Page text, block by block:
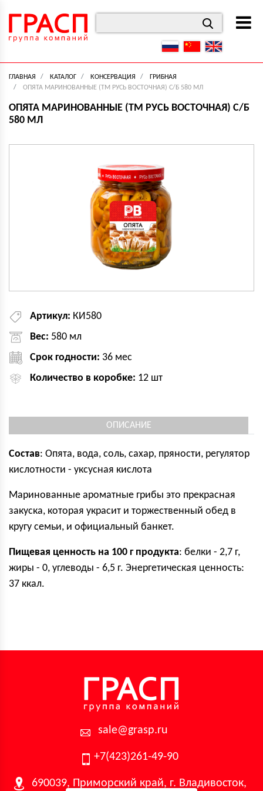
ГЛАВНАЯ КАТАЛОГ КОНСЕРВАЦИЯ
ГРИБНАЯ
ОПЯТА МАРИНОВАННЫЕ (ТМ РУСЬ ВОСТОЧНАЯ) С/Б 580 МЛ
ОПЯТА МАРИНОВАННЫЕ (ТМ РУСЬ ВОСТОЧНАЯ) С/Б
580 МЛ
Артикул: КИ580
Вес: 580 мл
Срок годности: 36 мес
Количество в коробке: 12 шт
ОПИСАНИЕ
Состав: Опята, вода, соль, сахар, пряности, регулятор
кислотности - уксусная кислота
Маринованные ароматные грибы это прекрасная
закуска, которая украсит и торжественный обед в
кругу семьи, и официальный банкет.
Пищевая ценность на 100 г продукта: белки - 2,7 г,
жиры - 0, углеводы - 6,5 г. Энергетическая ценность:
37 ккал.
sale@grasp.ru
+7(423)261-49-90
690039, Приморский край, г. Владивосток,